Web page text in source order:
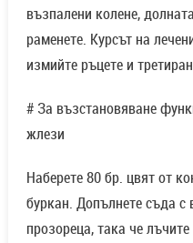
възпалени колене,
раменете. Курсът на
измийте ръцете и
# За възстановяване
жлези
Наберете 80 бр. цвят от
буркан. Допълнете съда с
прозореца, така че